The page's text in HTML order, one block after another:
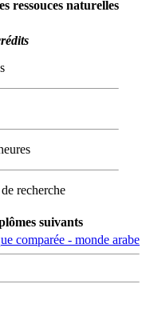
ressouces naturelles
recherche
suivants
comparée - monde arabe